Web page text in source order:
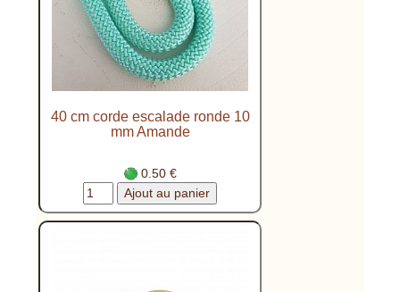
40 cm corde escalade ronde 10
mm Amande
0.50 €